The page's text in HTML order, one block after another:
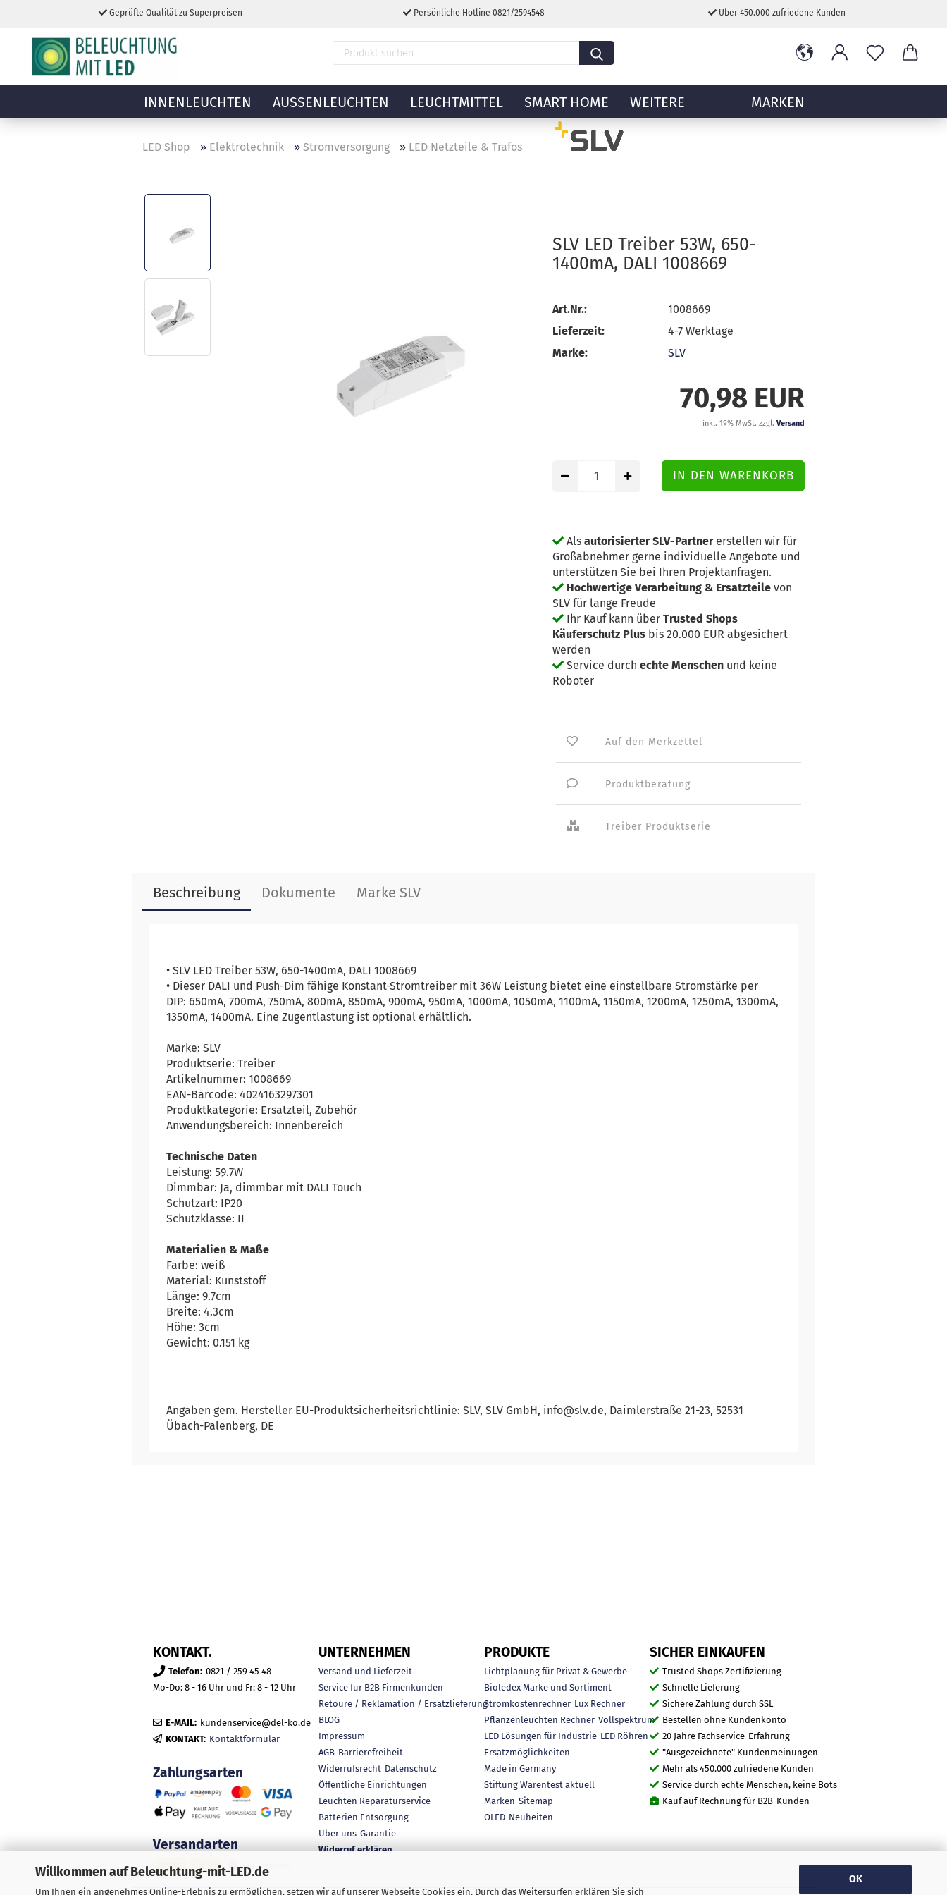
Willkommen auf Beleuchtung-mit-LED.de
Um Ihnen ein angenehmes Online-Erlebnis zu ermöglichen, setzen wir auf unserer Webseite Cookies ein. Durch das Weitersurfen erklären Sie sich
OK
Geprüfte Qualität zu Superpreisen Persönliche Hotline 0821/2594548 Über 450.000 zufriedene Kunden
INNENLEUCHTEN AUSSENLEUCHTEN LEUCHTMITTEL SMART HOME MARKEN
WEITERE
LED Shop » Elektrotechnik » Stromversorgung » LED Netzteile & Trafos
SLV LED Treiber 53W, 650-
1400mA, DALI 1008669
Art.Nr.:
1008669
Lieferzeit:
4-7 Werktage
Marke:
SLV
70,98 EUR
inkl. 19% MwSt. zzgl. Versand
Als autorisierter SLV-Partnererstellen wir für
Großabnehmer gerne individuelle Angebote und
unterstützen Sie bei Ihren Projektanfragen.
Hochwertige Verarbeitung & Ersatzteile von
SLV für lange Freude
Ihr Kauf kann über Trusted Shops
Käuferschutz Plus bis 20.000 EUR abgesichert
werden
Service durch echte Menschen und keine
Roboter
Auf den Merkzettel
Produktberatung
Treiber Produktserie
Beschreibung Dokumente Marke SLV
• SLV LED Treiber 53W, 650-1400mA, DALI 1008669
• Dieser DALI und Push-Dim fähige Konstant-Stromtreiber mit 36W Leistung bietet eine einstellbare Stromstärke per
DIP: 650mA, 700mA, 750mA, 800mA, 850mA, 900mA, 950mA, 1000mA, 1050mA, 1100mA, 1150mA, 1200mA, 1250mA, 1300mA,
1350mA, 1400mA. Eine Zugentlastung ist optional erhältlich.
Marke: SLV
Produktserie: Treiber
Artikelnummer: 1008669
EAN-Barcode: 4024163297301
Produktkategorie: Ersatzteil, Zubehör
Anwendungsbereich: Innenbereich
Technische Daten
Leistung: 59.7W
Dimmbar: Ja, dimmbar mit DALI Touch
Schutzart: IP20
Schutzklasse: II
Materialien & Maße
Farbe: weiß
Material: Kunststoff
Länge: 9.7cm
Breite: 4.3cm
Höhe: 3cm
Gewicht: 0.151 kg
Angaben gem. Hersteller EU-Produktsicherheitsrichtlinie: SLV, SLV GmbH, info@slv.de, Daimlerstraße 21-23, 52531
Übach-Palenberg, DE
KONTAKT.
Telefon: 0821 / 259 45 48
Mo-Do: 8 - 16 Uhr und Fr: 8 - 12 Uhr
E-MAIL: kundenservice@del-ko.de
KONTAKT: Kontaktformular
Zahlungsarten
Versandarten
UNTERNEHMEN
Versand und Lieferzeit
Service für B2B Firmenkunden
Retoure / Reklamation / Ersatzlieferung
BLOG
Impressum
AGB Barrierefreiheit
Widerrufsrecht Datenschutz
Öffentliche Einrichtungen
Leuchten Reparaturservice
Batterien Entsorgung
Über uns Garantie
Widerruf erklären
PRODUKTE
Lichtplanung für Privat & Gewerbe
Bioledex Marke und Sortiment
Stromkostenrechner Lux Rechner
Pflanzenleuchten Rechner Vollspektrum
LED Lösungen für Industrie LED Röhren
Ersatzmöglichkeiten
Made in Germany
Stiftung Warentest aktuell
Marken Sitemap
OLED Neuheiten
SICHER EINKAUFEN
Trusted Shops Zertifizierung
Schnelle Lieferung
Sichere Zahlung durch SSL
Bestellen ohne Kundenkonto
20 Jahre Fachservice-Erfahrung
"Ausgezeichnete" Kundenmeinungen
Mehr als 450.000 zufriedene Kunden
Service durch echte Menschen, keine Bots
Kauf auf Rechnung für B2B-Kunden